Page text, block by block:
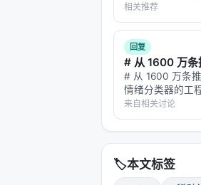
> ⚠️ 这三个约
---
三、证据链
3.1 已验证的
事实
公司真实存在
编码——因为它便
文。标准评测跑
1.6 到…
相关推荐
回复
# 从 1600 万
# 从 1600 万条
情绪分类器的工
arXiv ID（
一篇我讲了"为什
问题设定…
来自相关讨论
🏷️本文标签